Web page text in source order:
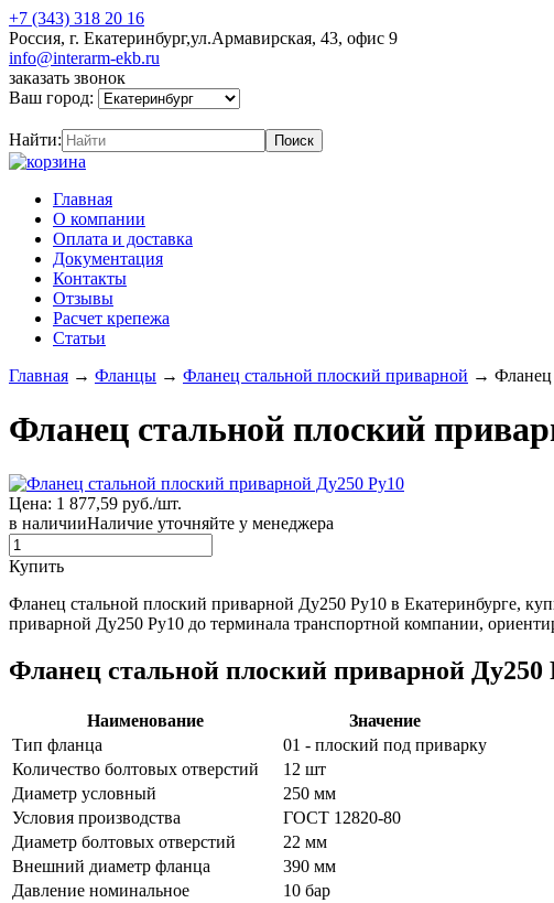
+7 (343) 318 20 16
Россия, г. Екатеринбург,ул.Армавирская, 43, офис 9
info@interarm-ekb.ru
заказать звонок
Ваш город:
Найти:
Главная
О компании
Оплата и доставка
Документация
Контакты
Отзывы
Расчет крепежа
Статьи
Главная → Фланцы → Фланец стальной плоский приварной → Фланец
Фланец стальной плоский
Цена: 1 877,59 руб./шт.
в наличииНаличие уточняйте у менеджера
Купить
Фланец стальной плоский приварной Ду250 Ру10 в Екатеринбурге,
приварной Ду250 Ру10 до терминала транспортной компании,
Фланец стальной плоский приварной Ду250
Наименование
Значение
Тип фланца
01 - плоский под приварку
Количество болтовых отверстий
12 шт
Диаметр условный
250 мм
Условия производства
ГОСТ 12820-80
Диаметр болтовых отверстий
22 мм
Внешний диаметр фланца
390 мм
Давление номинальное
10 бар